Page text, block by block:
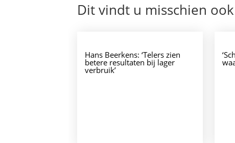
Dit vindt u misschien
Hans Beerkens: ‘Telers zien
betere resultaten bij lager
verbruik’